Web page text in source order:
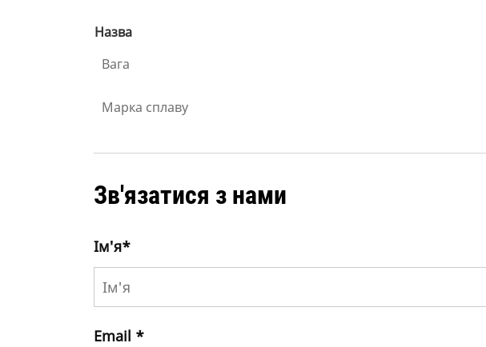
Назва
Вага
Марка сплаву
Зв'язатися з нами
Iм'я*
Email *